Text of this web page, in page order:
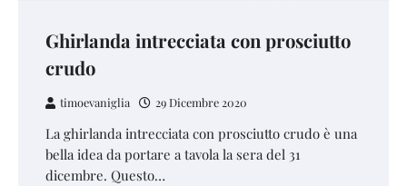
Ghirlanda intrecciata con prosciutto
crudo
timoevaniglia 29 Dicembre 2020
La ghirlanda intrecciata con prosciutto crudo è una
bella idea da portare a tavola la sera del 31
dicembre. Questo…